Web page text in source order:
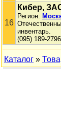
16
Кибер,
Регион:
инвентарь.
(095) 189-2796
Каталог »